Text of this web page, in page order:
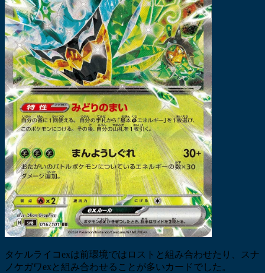
タケルライコexは前環境ではロストと組み合わせたり、スナ
ノケガワexと組み合わせることが多いカードでした。